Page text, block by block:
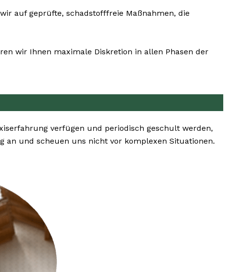
auf geprüfte, schadstofffreie Maßnahmen, die
wir Ihnen maximale Diskretion in allen Phasen der
verfügen und periodisch geschult werden,
an und scheuen uns nicht vor komplexen Situationen.